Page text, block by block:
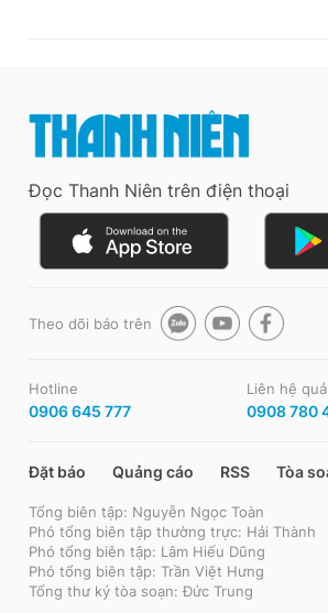
Đọc Thanh Niên trên điện thoại
Theo dõi báo trên
Hotline
0906 645 777
Liên hệ
0908 780
Đặt báo Quảng cáo RSS Tòa
Tổng biên tập: Nguyễn Ngọc Toàn
Phó tổng biên tập thường trực: Hải Thành
Phó tổng biên tập: Lâm Hiếu Dũng
Phó tổng biên tập: Trần Việt Hưng
Tổng thư ký tòa soạn: Đức Trung